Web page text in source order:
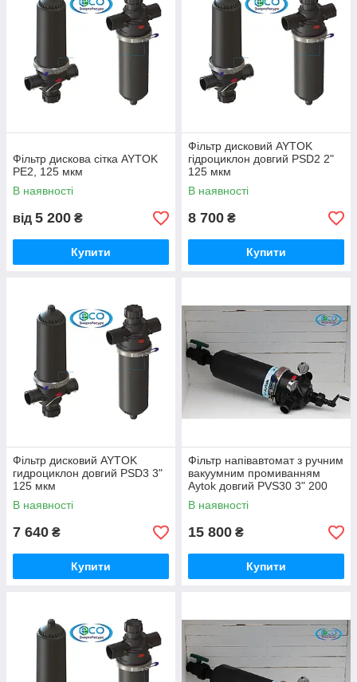
Фільтр дискова сітка AYTOK
PE2, 125 мкм
В наявності
від 5 200 ₴
Купити
Фільтр дисковий AYTOK
гідроциклон довгий PSD2 2"
125 мкм
В наявності
8 700 ₴
Купити
Фільтр дисковий AYTOK
гидроциклон довгий PSD3 3"
125 мкм
В наявності
7 640 ₴
Купити
Фільтр напівавтомат з ручним
вакуумним промиванням
Aytok довгий PVS30 3" 200
мкм
В наявності
15 800 ₴
Купити